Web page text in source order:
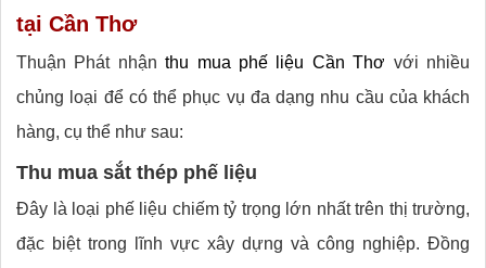
tại Cần Thơ
Thuận Phát nhậnthu mua phế liệu Cần Thơ với nhiều
chủng loại để có thể phục vụ đa dạng nhu cầu của khách
hàng, cụ thể như sau:
Thu mua sắt thép phế liệu
Đây là loại phế liệu chiếm tỷ trọng lớn nhất trên thị trường,
đặc biệt trong lĩnh vực xây dựng và công nghiệp. Đồng